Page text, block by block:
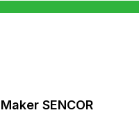
SENCOR